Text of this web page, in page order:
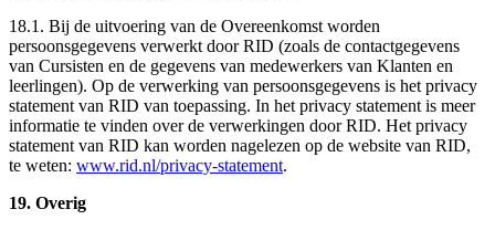
18.1. Bij de uitvoering van de Overeenkomst worden
persoonsgegevens verwerkt door RID (zoals de contactgegevens
van Cursisten en de gegevens van medewerkers van Klanten en
leerlingen). Op de verwerking van persoonsgegevens is het privacy
statement van RID van toepassing. In het privacy statement is meer
informatie te vinden over de verwerkingen door RID. Het privacy
statement van RID kan worden nagelezen op de website van RID,
te weten: www.rid.nl/privacy-statement.
19. Overig